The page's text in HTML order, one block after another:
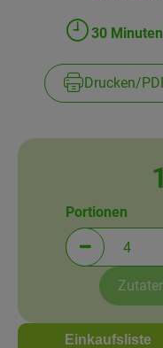
Amperhof-Blog
30 Minuten
Drucken​/​
Portionen
Portionen
Einkaufsliste